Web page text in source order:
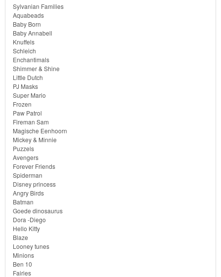
Kinderkamer
badlaken
dekbedovertrek
Divers
Sofia
het
prinsesje
Barbie
Bob
de
bouwer
SpongeBob
Star
Wars
Sylvanian Families
Aquabeads
Baby Born
Baby Annabell
Knuffels
Schleich
Enchantimals
Shimmer & Shine
Little Dutch
PJ Masks
Super Mario
Frozen
Paw Patrol
Fireman Sam
Magische Eenhoorn
Mickey & Minnie
Puzzels
Avengers
Forever Friends
Spiderman
Disney princess
Angry Birds
Batman
Goede dinosaurus
Dora -Diego
Hello Kitty
Blaze
Looney tunes
Minions
Ben 10
Fairies